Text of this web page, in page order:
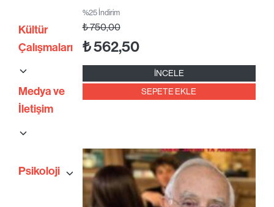
Kültür
Çalışmaları
Medya ve
İletişim
Psikoloji
%25 İndirim
₺750,00
₺562,50
İNCELE
SEPETE EKLE